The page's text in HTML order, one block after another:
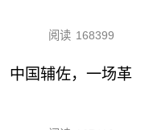
阅读 168399
中国辅佐，一场革